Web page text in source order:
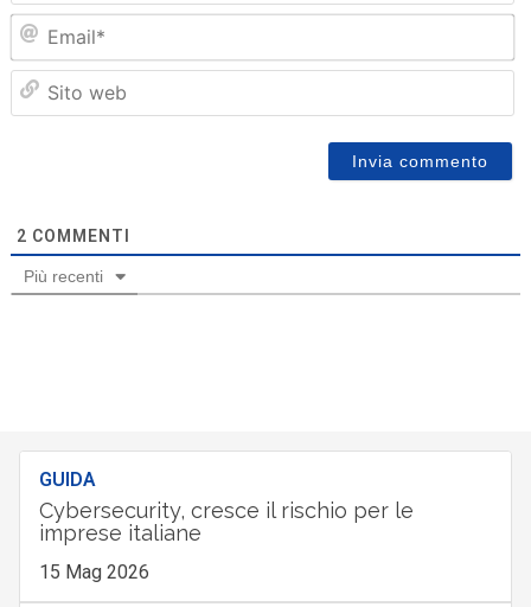
2 COMMENTI
Più recenti
GUIDA
Cybersecurity, cresce il rischio per le
imprese italiane
15 Mag 2026